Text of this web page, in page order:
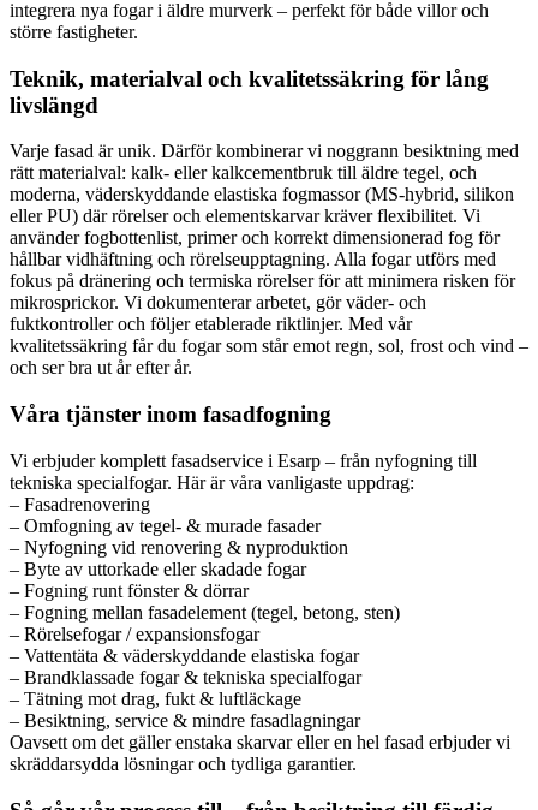
integrera nya fogar i äldre murverk – perfekt för både villor och
större fastigheter.
Teknik, materialval och kvalitetssäkring för lång
livslängd
Varje fasad är unik. Därför kombinerar vi noggrann besiktning med
rätt materialval: kalk- eller kalkcementbruk till äldre tegel, och
moderna, väderskyddande elastiska fogmassor (MS-hybrid, silikon
eller PU) där rörelser och elementskarvar kräver flexibilitet. Vi
använder fogbottenlist, primer och korrekt dimensionerad fog för
hållbar vidhäftning och rörelseupptagning. Alla fogar utförs med
fokus på dränering och termiska rörelser för att minimera risken för
mikro­sprickor. Vi dokumenterar arbetet, gör väder- och
fuktkontroller och följer etablerade riktlinjer. Med vår
kvalitetssäkring får du fogar som står emot regn, sol, frost och vind –
och ser bra ut år efter år.
Våra tjänster inom fasadfogning
Vi erbjuder komplett fasadservice i Esarp – från nyfogning till
tekniska specialfogar. Här är våra vanligaste uppdrag:
– Fasadrenovering
– Omfogning av tegel- & murade fasader
– Nyfogning vid renovering & nyproduktion
– Byte av uttorkade eller skadade fogar
– Fogning runt fönster & dörrar
– Fogning mellan fasadelement (tegel, betong, sten)
– Rörelsefogar / expansionsfogar
– Vattentäta & väderskyddande elastiska fogar
– Brandklassade fogar & tekniska specialfogar
– Tätning mot drag, fukt & luftläckage
– Besiktning, service & mindre fasadlagningar
Oavsett om det gäller enstaka skarvar eller en hel fasad erbjuder vi
skräddarsydda lösningar och tydliga garantier.